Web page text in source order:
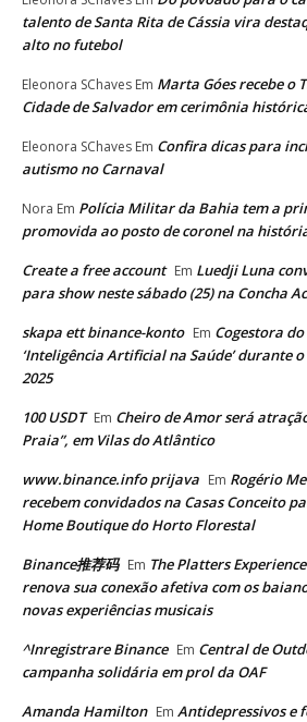
talento de Santa Rita de Cássia vira
alto no futebol
Eleonora SChaves Em Marta Góes recebe o
Cidade de Salvador em cerimônia
Eleonora SChaves Em Confira dicas para
autismo no Carnaval
Nora Em Polícia Militar da Bahia tem a
promovida ao posto de coronel na
Create a free account Em Luedji Luna
para show neste sábado (25) na Concha
skapa ett binance-konto Em Cogestora
‘Inteligência Artificial na Saúde’ durante
2025
100 USDT Em Cheiro de Amor será
Praia”, em Vilas do Atlântico
www.binance.info prijava Em Rogério
recebem convidados na Casas Conceito
Home Boutique do Horto Florestal
Binance推荐码 Em The Platters
renova sua conexão afetiva com os
novas experiências musicais
^Inregistrare Binance Em Central de
campanha solidária em prol da OAF
Amanda Hamilton Em Antidepressivos e